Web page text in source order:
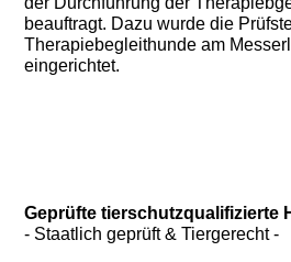
beauftragt. Dazu wurde die
Therapiebegleithunde am
eingerichtet.
Geprüfte tierschutzqualifizierte
- Staatlich geprüft & Tiergerecht -